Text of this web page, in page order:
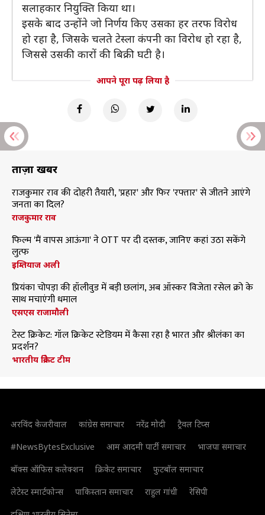
सलाहकार नियुक्ति किया था।
इसके बाद उन्होंने जो निर्णय किए उसका हर तरफ विरोध
हो रहा है, जिसके चलते टेस्ला कंपनी का विरोध हो रहा है,
जिससे उसकी कारों की बिक्री घटी है।
आपने पूरा पढ़ लिया है
ताज़ा खबरें
राजकुमार राव की दोहरी तैयारी, 'प्रहार' और फिर 'रफ्तार' से जीतने आएंगे
जनता का दिल?
राजकुमार राव
फिल्म 'मैं वापस आऊंगा' ने OTT पर दी दस्तक, जानिए कहां उठा सकेंगे
लुत्फ
इम्तियाज अली
प्रियंका चोपड़ा की हॉलीवुड में बड़ी छलांग, अब ऑस्कर विजेता रसेल क्रो के
साथ मचाएंगी धमाल
एसएस राजामौली
टेस्ट क्रिकेट: गॉल क्रिकेट स्टेडियम में कैसा रहा है भारत और श्रीलंका का
प्रदर्शन?
भारतीय क्रिकेट टीम
अरविंद केजरीवाल कांग्रेस समाचार नरेंद्र मोदी
ट्रैवल टिप्स
#NewsBytesExclusive
आम आदमी पार्टी समाचार
भाजपा समाचार
बॉक्स ऑफिस कलेक्शन
क्रिकेट समाचार
फुटबॉल समाचार
लेटेस्ट स्मार्टफोन्स
पाकिस्तान समाचार राहुल गांधी
रेसिपी